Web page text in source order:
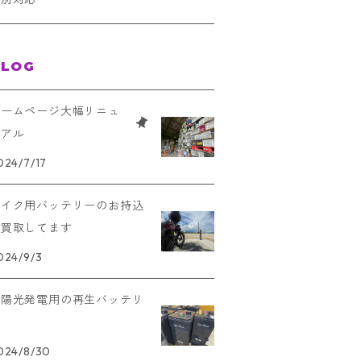
ムページ大幅リニュ
ル
7/17
ク用バッテリーのお持込
取してます
9/3
光発電用の再生バッテリ
8/30